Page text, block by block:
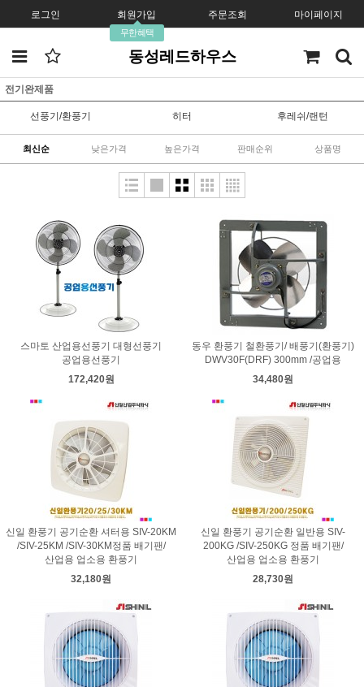
로그인 회원가입
무한혜택
주문조회 마이페이지
동성레드하우스
전기완제품
선풍기/환풍기 히터 후레쉬/랜턴
최신순 낮은가격 높은가격 판매순위 상품명
스마토 산업용선풍기 대형선풍기
공업용선풍기
172,420원
동우 환풍기 철환풍기/ 배풍기(환풍기)
DWV30F(DRF) 300mm /공업용
34,480원
신일 환풍기 공기순환 셔터용 SIV-20KM
/SIV-25KM /SIV-30KM정품 배기팬/
산업용 업소용 환풍기
32,180원
신일 환풍기 공기순환 일반용 SIV-
200KG /SIV-250KG 정품 배기팬/
산업용 업소용 환풍기
28,730원